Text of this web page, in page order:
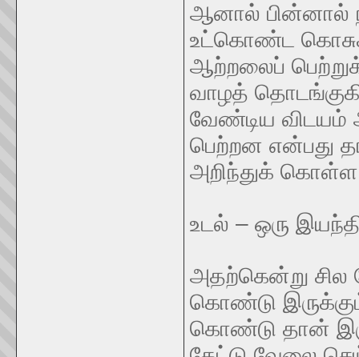
ஆனால் பின்னால்
உட்கொண்ட
ஆற்றலைப்
வாழத்
வேண்டிய விடயம்
பெற்றன என்பது
அறிந்துக் கொள்ள
உடல் – ஒரு
அதற்கென்று சில
கொண்டு
கொண்டு தான்